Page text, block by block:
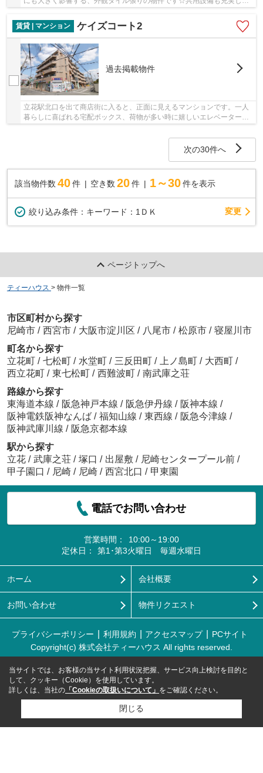
賃貸 | マンション
ケイズコート2
過去掲載物件
立花駅北口を出て商店街に入ると、正面に見えるマンションです。一人
暮らしに喜ばれる宅配ボックス、荷物が多い時に嬉しいエレベーターの
ある鉄筋コンクリート造の賃貸物件です。当社...
次の30件へ
該当物件数 40件 空き数 20 件 1～30 件を表示
絞り込み条件： キーワード：1ＤＫ 変更
ページトップへ
ティーハウス > 物件一覧
市区町村から探す
尼崎市 / 西宮市 / 大阪市淀川区 / 八尾市 / 松原市 / 寝屋川市
町名から探す
立花町 / 七松町 / 水堂町 / 三反田町 / 上ノ島町 / 大西町 /
西立花町 / 東七松町 / 西難波町 / 南武庫之荘
路線から探す
東海道本線 / 阪急神戸本線 / 阪急伊丹線 / 阪神本線 /
阪神電鉄阪神なんば / 福知山線 / 東西線 / 阪急今津線 /
阪神武庫川線 / 阪急京都本線
駅から探す
立花 / 武庫之荘 / 塚口 / 出屋敷 / 尼崎センタープール前 /
甲子園口 / 尼崎 / 尼崎 / 西宮北口 / 甲東園
電話でお問い合わせ
営業時間：
10:00～19:00
定休日：
第1･第3火曜日 毎週水曜日
ホーム 会社概要
お問い合わせ 物件リクエスト
プライバシーポリシー 利用規約 アクセスマップ
PCサイト
Copyright(c) 株式会社ティーハウス All rights reserved.
当サイトでは、お客様の当サイト利用状況把握、サービス向上検討を目的と
して、クッキー（Cookie）を使用しています。
詳しくは、当社の 「Cookieの取扱いについて」 をご確認ください。
閉じる